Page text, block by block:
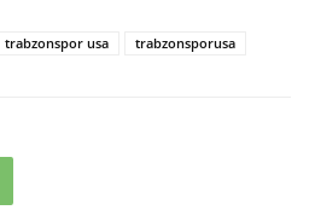
trabzonspor usa trabzonsporusa